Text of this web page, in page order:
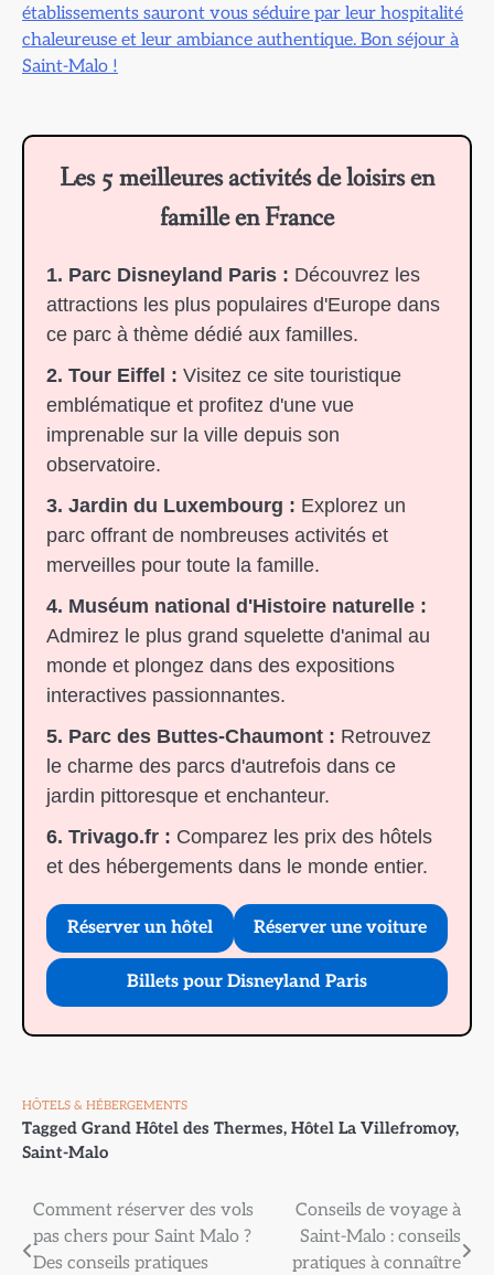
établissements sauront vous séduire par leur hospitalité
chaleureuse et leur ambiance authentique. Bon séjour à
Saint-Malo !
Les 5 meilleures activités de loisirs en
famille en France
1. Parc Disneyland Paris : Découvrez les
attractions les plus populaires d'Europe dans
ce parc à thème dédié aux familles.
2. Tour Eiffel : Visitez ce site touristique
emblématique et profitez d'une vue
imprenable sur la ville depuis son
observatoire.
3. Jardin du Luxembourg : Explorez un
parc offrant de nombreuses activités et
merveilles pour toute la famille.
4. Muséum national d'Histoire naturelle :
Admirez le plus grand squelette d'animal au
monde et plongez dans des expositions
interactives passionnantes.
5. Parc des Buttes-Chaumont : Retrouvez
le charme des parcs d'autrefois dans ce
jardin pittoresque et enchanteur.
6. Trivago.fr : Comparez les prix des hôtels
et des hébergements dans le monde entier.
Réserver un hôtel Réserver une voiture
Billets pour Disneyland Paris
HÔTELS & HÉBERGEMENTS
Tagged Grand Hôtel des Thermes, Hôtel La Villefromoy,
Saint-Malo
Navigation
de
Comment réserver des vols
pas chers pour Saint Malo ?
Des conseils pratiques
Conseils de voyage à
Saint-Malo : conseils
pratiques à connaître